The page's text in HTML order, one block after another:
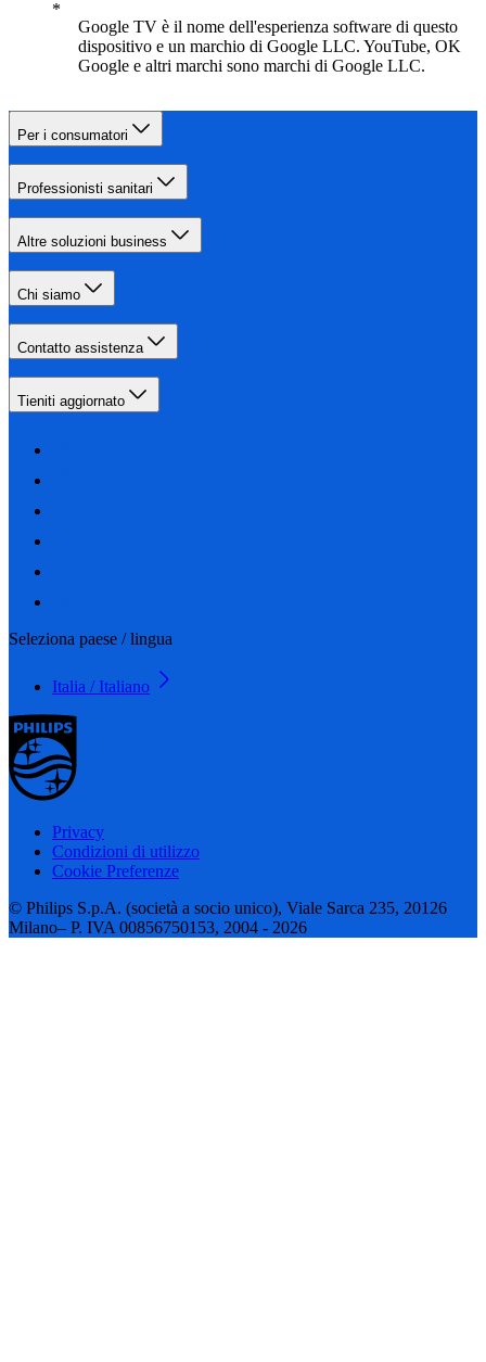
Google TV è il nome dell'esperienza software di questo
dispositivo e un marchio di Google LLC. YouTube, OK
Google e altri marchi sono marchi di Google LLC.
Per i consumatori
Professionisti sanitari
Altre soluzioni business
Chi siamo
Contatto assistenza
Tieniti aggiornato
Seleziona paese / lingua
Italia / Italiano
Privacy
Condizioni di utilizzo
Cookie Preferenze
© Philips S.p.A. (società a socio unico), Viale Sarca 235, 20126
Milano– P. IVA 00856750153, 2004 - 2026